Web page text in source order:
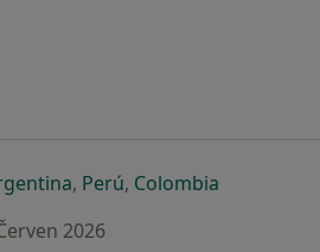
záložce
nové záložce
v nové záložce
se otevře v nové záložce
, Perúse otevře v nové
, Colombiase otevře v
2026